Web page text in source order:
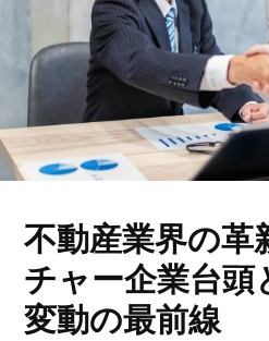
不動産業界の革
チャー企業台
変動の最前線